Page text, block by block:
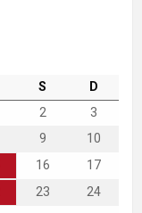
S
D
2
3
9
10
16
17
23
24